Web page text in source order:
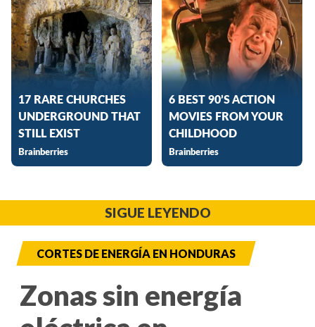
SIGUE LEYENDO
CORTES DE ENERGÍA EN HONDURAS
Zonas sin energía